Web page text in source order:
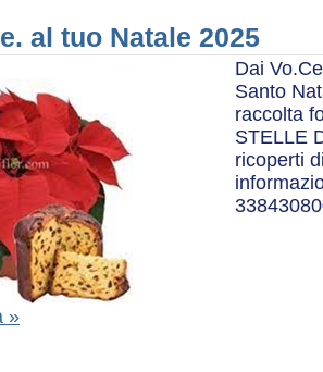
al tuo Natale 2025
Dai
Santo
raccolta
STELLE
ricoperti
»